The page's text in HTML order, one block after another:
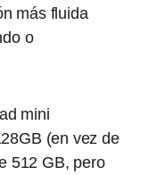
más fluida
o
mini
(en vez de
512 GB, pero